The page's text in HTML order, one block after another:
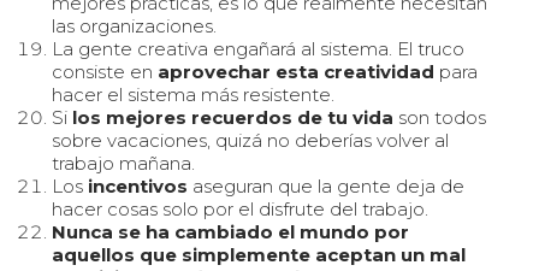
las organizaciones.
La gente creativa engañará al sistema. El truco
consiste en aprovechar esta creatividad para
hacer el sistema más resistente.
Si los mejores recuerdos de tu vida son todos
sobre vacaciones, quizá no deberías volver al
trabajo mañana.
Los incentivos aseguran que la gente deja de
hacer cosas solo por el disfrute del trabajo.
Nunca se ha cambiado el mundo por
aquellos que simplemente aceptan un mal